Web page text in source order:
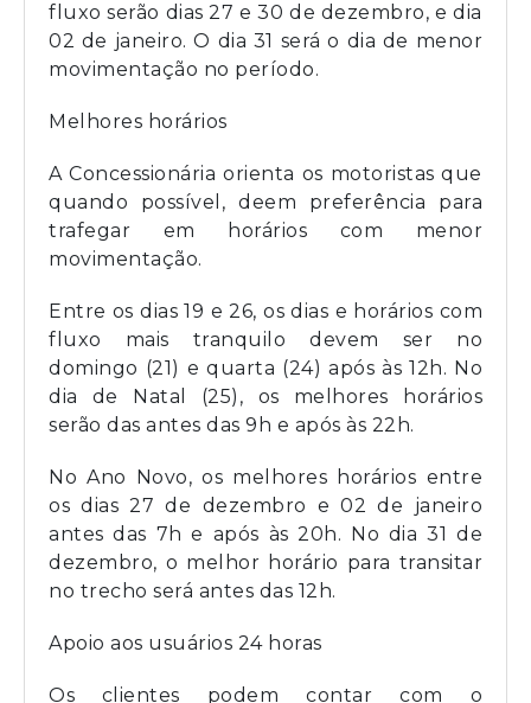
fluxo serão dias 27 e 30 de dezembro, e dia
02 de janeiro. O dia 31 será o dia de menor
movimentação no período.
Melhores horários
A Concessionária orienta os motoristas que
quando possível, deem preferência para
trafegar em horários com menor
movimentação.
Entre os dias 19 e 26, os dias e horários com
fluxo mais tranquilo devem ser no
domingo (21) e quarta (24) após às 12h. No
dia de Natal (25), os melhores horários
serão das antes das 9h e após às 22h.
No Ano Novo, os melhores horários entre
os dias 27 de dezembro e 02 de janeiro
antes das 7h e após às 20h. No dia 31 de
dezembro, o melhor horário para transitar
no trecho será antes das 12h.
Apoio aos usuários 24 horas
Os clientes podem contar com o